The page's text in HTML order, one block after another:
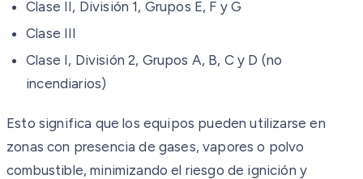
Clase II, División 1, Grupos E, F y G
Clase III
Clase I, División 2, Grupos A, B, C y D (no
incendiarios)
Esto significa que los equipos pueden utilizarse en
zonas con presencia de gases, vapores o polvo
combustible, minimizando el riesgo de ignición y